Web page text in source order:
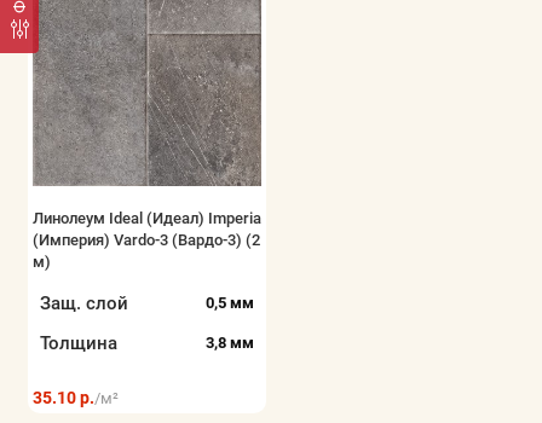
Линолеум Ideal (Идеал) Imperia
(Империя) Vardo-3 (Вардо-3) (2
м)
Защ. слой 0,5 мм
Толщина 3,8 мм
35.10 р./м²